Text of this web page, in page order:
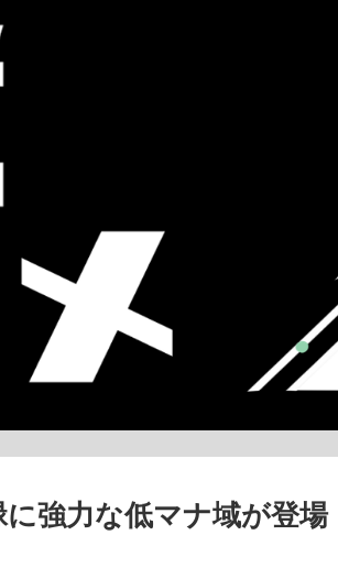
強力な低マナ域が登場